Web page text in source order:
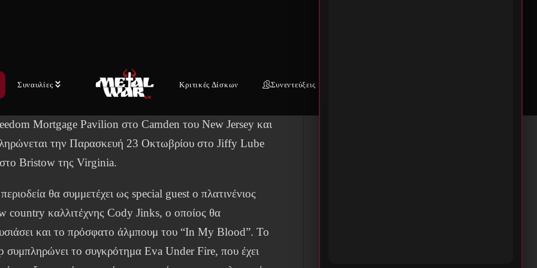
Συναυλίες Κριτικές Δίσκων Συνεντεύξεις
σκέλος της παγκόσμιας περιοδείας τους για τα έτη 2026–
της περιοδείας έχει η Live Nation και το
Mortgage Pavilion στο Camden του New Jersey και
την Παρασκευή 23 Οκτωβρίου στο Jiffy Lube
Bristow της Virginia.
θα συμμετέχει ως special guest ο πλατινένιος
country καλλιτέχνης Cody Jinks, ο οποίος θα
και το πρόσφατο άλμπουμ του “In My Blood”. Το
συμπληρώνει το συγκρότημα Eva Under Fire, που έχει